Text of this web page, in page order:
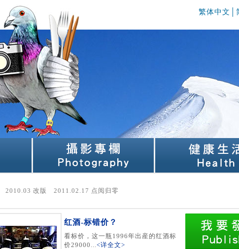
繁体中文
2010.03 改版 2011.02.17 点阅归零
红酒-标错价？
看标价，这一瓶1996年出産的红酒标
价29000...<详全文>